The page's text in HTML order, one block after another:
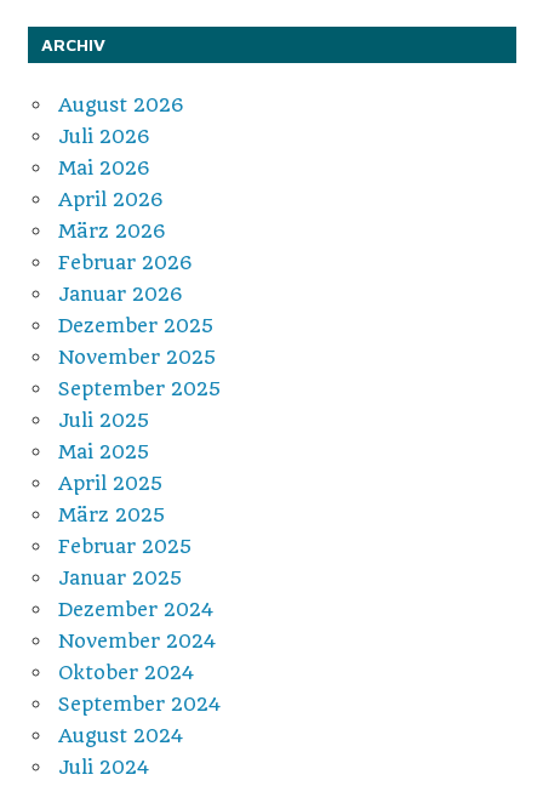
ARCHIV
August 2026
Juli 2026
Mai 2026
April 2026
März 2026
Februar 2026
Januar 2026
Dezember 2025
November 2025
September 2025
Juli 2025
Mai 2025
April 2025
März 2025
Februar 2025
Januar 2025
Dezember 2024
November 2024
Oktober 2024
September 2024
August 2024
Juli 2024